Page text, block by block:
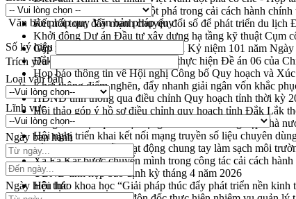
Đề án 06 tạo bước ngoặt đột phá trong cải cách hành
Kết nối tour, đẩy mạnh chuyển đổi số để phát triển du lịch
Khởi động Dự án Đầu tư xây dựng hạ tầng kỹ thuật Cụm
Gặp mặt các cơ quan báo chí nhân Kỷ niệm 101 năm
Đắk Lắk sơ kết 4 năm triển khai thực hiện Đề án 06 của
Họp báo thông tin về Hội nghị Công bố Quy hoạch và
Khơi thông điểm nghẽn, đẩy nhanh giải ngân vốn khắc
HĐND tỉnh thông qua điều chỉnh Quy hoạch tỉnh thời kỳ
Hội thảo góp ý hồ sơ điều chỉnh quy hoạch tỉnh Đắk Lắk
Nâng cao hiệu quả hoạt động của các doanh nghiệp nhà
Hội nghị triển khai kết nối mạng truyền số liệu chuyên
Lễ phát động chuỗi hoạt động chung tay làm sạch môi
Xã Ea Kar bước chuyển mình trong công tác cải cách
UBND tỉnh họp báo định kỳ tháng 4 năm 2026
Hội thảo khoa học “Giải pháp thúc đẩy phát triển nền
Văn bản pháp quy Văn bản pháp quy
Số ký hiệu
Trích yếu
Loại văn bản
Lĩnh vực
Ngày ban hành
Ngày hiệu lực